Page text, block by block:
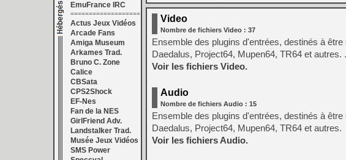
EmuFrance IRC
===================
Actus Jeux Vidéos
Arcade Fans
Amiga Museum
Arkames Trad.
Bruno C. Zone
Calice
CBSata
CPS2Shock
EF-Nes
Fan de la NES
GirlFriend Adv.
Landstalker Trad.
Musée Jeux Vidéos
SMS Power
Video
Nombre de fichiers Video : 37
Ensemble des plugins d'entrées, destinés à
Daedalus, Project64, Mupen64, TR64 et autres.
Voir les fichiers Video.
Audio
Nombre de fichiers Audio : 15
Ensemble des plugins d'entrées, destinés à
Daedalus, Project64, Mupen64, TR64 et autres.
Voir les fichiers Audio.